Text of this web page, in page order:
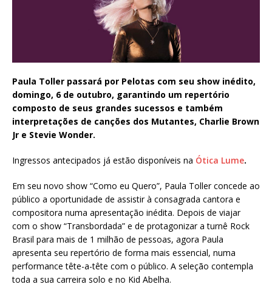
Paula Toller passará por Pelotas com seu show inédito,
domingo, 6 de outubro, garantindo um repertório
composto de seus grandes sucessos e também
interpretações de canções dos Mutantes, Charlie Brown
Jr e Stevie Wonder.
Ingressos antecipados já estão disponíveis na Ótica Lume.
Em seu novo show “Como eu Quero”, Paula Toller concede ao
público a oportunidade de assistir à consagrada cantora e
compositora numa apresentação inédita. Depois de viajar
com o show “Transbordada” e de protagonizar a turnê Rock
Brasil para mais de 1 milhão de pessoas, agora Paula
apresenta seu repertório de forma mais essencial, numa
performance tête-a-tête com o público. A seleção contempla
toda a sua carreira solo e no Kid Abelha.